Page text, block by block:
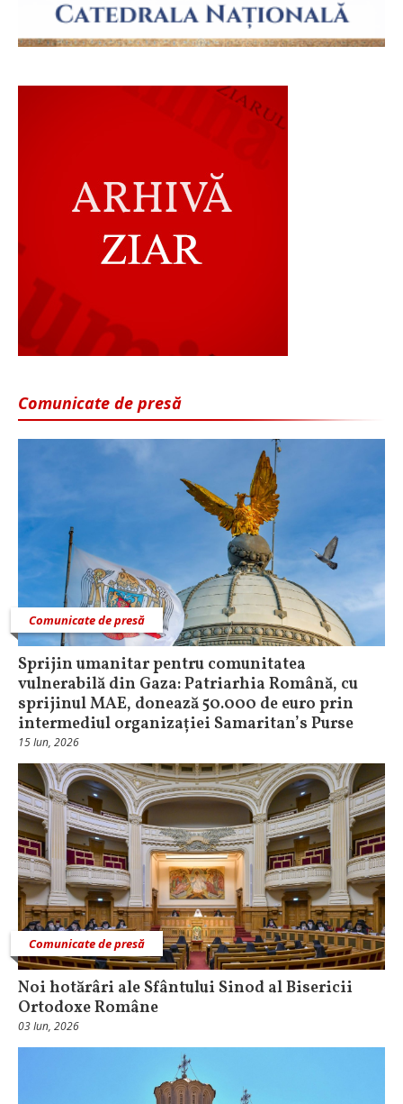
Comunicate de presă
Comunicate de presă
Sprijin umanitar pentru comunitatea
vulnerabilă din Gaza: Patriarhia Română, cu
sprijinul MAE, donează 50.000 de euro prin
intermediul organizației Samaritan’s Purse
15 Iun, 2026
Comunicate de presă
Noi hotărâri ale Sfântului Sinod al Bisericii
Ortodoxe Române
03 Iun, 2026